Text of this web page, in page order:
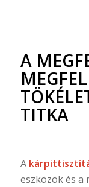
A
TITKA
A
eszközök és a